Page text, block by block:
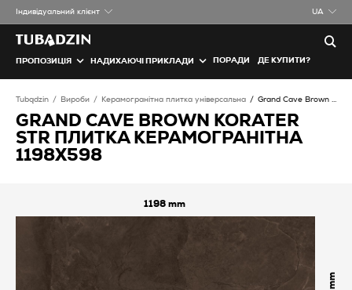
Iндивідуальний клієнт UA
ПРОПОЗИЦІЯ НАДИХАЮЧІ ПРИКЛАДИ ПОРАДИ ДЕ КУПИТИ?
Tubądzin Вироби Керамогранітна плитка універсальна Grand Cave Brown koraTER STR Плитка керамогранітна
GRAND CAVE BROWN KORATER
STR ПЛИТКА КЕРАМОГРАНІТНА
1198X598
1198